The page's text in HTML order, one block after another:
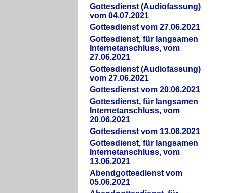
Gottesdienst (Audiofassung)
vom 04.07.2021
Gottesdienst vom 27.06.2021
Gottesdienst, für langsamen
Internetanschluss, vom
27.06.2021
Gottesdienst (Audiofassung)
vom 27.06.2021
Gottesdienst vom 20.06.2021
Gottesdienst, für langsamen
Internetanschluss, vom
20.06.2021
Gottesdienst vom 13.06.2021
Gottesdienst, für langsamen
Internetanschluss, vom
13.06.2021
Abendgottesdienst vom
05.06.2021